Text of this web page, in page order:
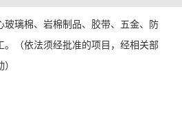
玻璃棉、岩棉制品、胶带、五金、防
。（依法须经批准的项目，经相关部